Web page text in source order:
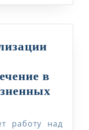
в
работу над